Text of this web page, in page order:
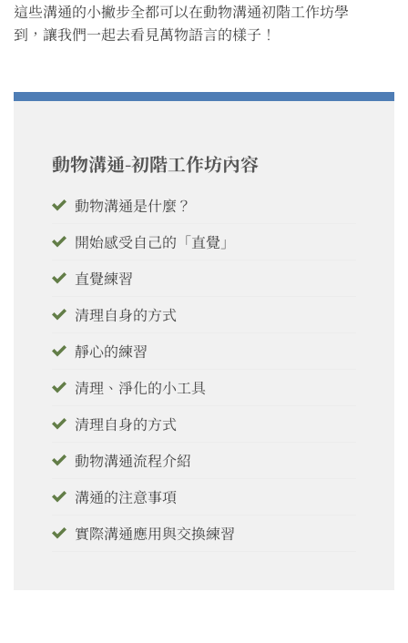
這些溝通的小撇步全都可以在動物溝通初階工作坊學
到，讓我們一起去看見萬物語言的樣子！
動物溝通-初階工作坊內容
動物溝通是什麼？
開始感受自己的「直覺」
直覺練習
清理自身的方式
靜心的練習
清理、淨化的小工具
清理自身的方式
動物溝通流程介紹
溝通的注意事項
實際溝通應用與交換練習